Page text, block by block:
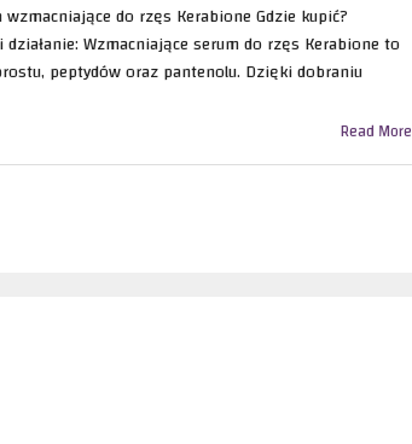
wzmacniające do rzęs Kerabione Gdzie kupić?
Wzmacniające serum do rzęs Kerabione to
peptydów oraz pantenolu. Dzięki dobraniu
Read More